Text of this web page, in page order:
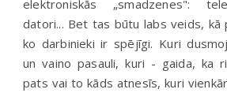
elektroniskās „smadzenes":
datori... Bet tas būtu labs veids, kā
ko darbinieki ir spējīgi. Kuri
un vaino pasauli, kuri - gaida, ka
pats vai to kāds atnesīs, kuri